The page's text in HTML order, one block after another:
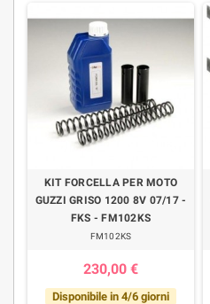
KIT FORCELLA PER MOTO
GUZZI GRISO 1200 8V 07/17 -
FKS - FM102KS
FM102KS
230,00 €
Disponibile in 4/6 giorni